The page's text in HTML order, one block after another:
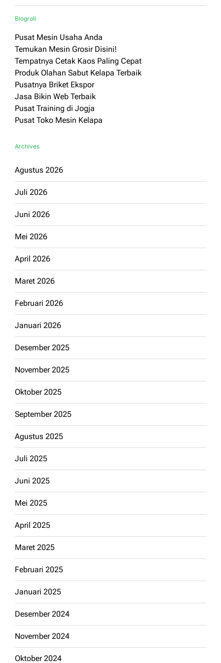
Blogroll
Pusat Mesin Usaha Anda
Temukan Mesin Grosir Disini!
Tempatnya Cetak Kaos Paling Cepat
Produk Olahan Sabut Kelapa Terbaik
Pusatnya Briket Ekspor
Jasa Bikin Web Terbaik
Pusat Training di Jogja
Pusat Toko Mesin Kelapa
Archives
Agustus 2026
Juli 2026
Juni 2026
Mei 2026
April 2026
Maret 2026
Februari 2026
Januari 2026
Desember 2025
November 2025
Oktober 2025
September 2025
Agustus 2025
Juli 2025
Juni 2025
Mei 2025
April 2025
Maret 2025
Februari 2025
Januari 2025
Desember 2024
November 2024
Oktober 2024